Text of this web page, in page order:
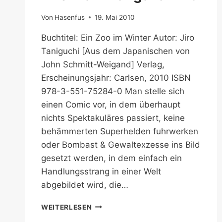
Von Hasenfus 19. Mai 2010
Buchtitel: Ein Zoo im Winter Autor: Jiro
Taniguchi [Aus dem Japanischen von
John Schmitt-Weigand] Verlag,
Erscheinungsjahr: Carlsen, 2010 ISBN
978-3-551-75284-0 Man stelle sich
einen Comic vor, in dem überhaupt
nichts Spektakuläres passiert, keine
behämmerten Superhelden fuhrwerken
oder Bombast & Gewaltexzesse ins Bild
gesetzt werden, in dem einfach ein
Handlungsstrang in einer Welt
abgebildet wird, die…
WEITERLESEN WIE